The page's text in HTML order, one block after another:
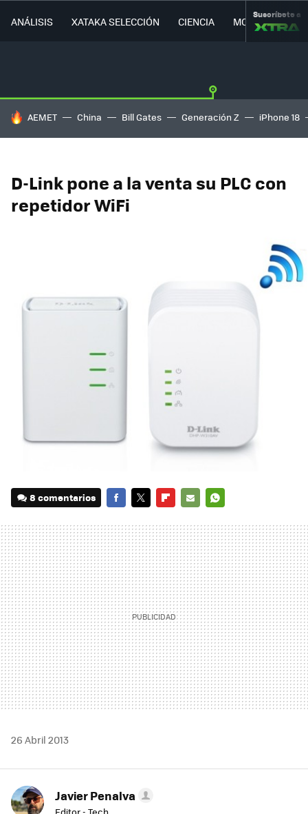
ANÁLISIS XATAKA SELECCIÓN CIENCIA MOVILIDAD
Suscríbete a
HOY SE HABLA DE
AEMET China Bill Gates Generación Z iPhone 18
D-Link pone a la venta su PLC con
repetidor WiFi
8 comentarios
MAIL
26 Abril 2013
Javier Penalva